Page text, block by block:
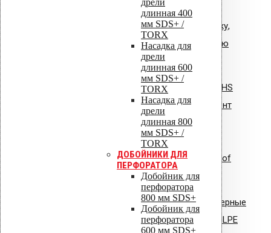
длинная 400
мм SDS+ /
TORX
Насадка для
дрели
длинная 600
мм SDS+ /
TORX
Насадка для
дрели
длинная 800
мм SDS+ /
TORX
ДОБОЙНИКИ ДЛЯ
ПЕРФОРАТОРА
Добойник для
перфоратора
800 мм SDS+
Добойник для
перфоратора
600 мм SDS+
Общая инструкция по монтажу,
эксплуатации и обслуживанию
VIPLE.pdf
Инструкция по монтажу: Vilpe HS
Huopa/State проходной элемент
Инструкция по монтажу: Uniroof
кровельный люк
Сертификат соответствия: полимерные
стояки и водостоки системы VILPE